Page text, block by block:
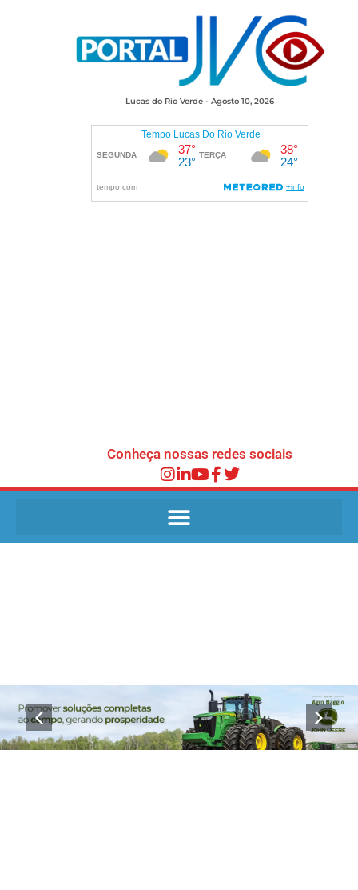
Lucas do Rio Verde - Agosto 10, 2026
Conheça nossas redes sociais